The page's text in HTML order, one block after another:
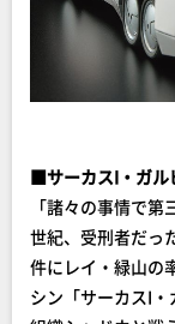
■サーカスI・ガル
「諸々の事情で
世紀、受刑者だっ
件にレイ・緑山の
シン「サーカスI